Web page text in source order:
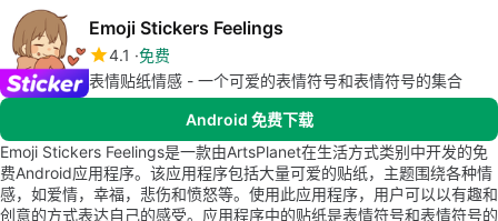
Emoji Stickers Feelings
4.1 免费
表情贴纸情感 - 一个可爱的表情符号和表情符号的集合
Android 免费下载
Emoji Stickers Feelings是一款由ArtsPlanet在生活方式类别中开发的免
费Android应用程序。该应用程序包括大量可爱的贴纸，主题围绕各种情
感，如爱情，幸福，悲伤和愤怒等。使用此应用程序，用户可以以有趣和
创意的方式表达自己的感受。应用程序中的贴纸是表情符号和表情符号的